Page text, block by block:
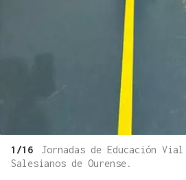
1/16
Jornadas de Educación
Salesianos de Ourense.